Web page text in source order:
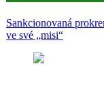
Sankcionovaná
ve své „misi“